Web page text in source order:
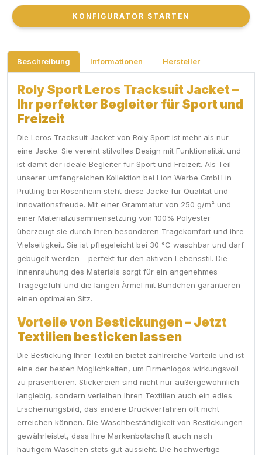
KONFIGURATOR STARTEN
KONFIGURATOR STARTEN
Beschreibung Informationen Hersteller
Roly Sport Leros Tracksuit Jacket –
Ihr perfekter Begleiter für Sport und
Freizeit
Die Leros Tracksuit Jacket von Roly Sport ist mehr als nur
eine Jacke. Sie vereint stilvolles Design mit Funktionalität und
ist damit der ideale Begleiter für Sport und Freizeit. Als Teil
unserer umfangreichen Kollektion bei Lion Werbe GmbH in
Prutting bei Rosenheim steht diese Jacke für Qualität und
Innovationsfreude. Mit einer Grammatur von 250 g/m² und
einer Materialzusammensetzung von 100% Polyester
überzeugt sie durch ihren besonderen Tragekomfort und ihre
Vielseitigkeit. Sie ist pflegeleicht bei 30 °C waschbar und darf
gebügelt werden – perfekt für den aktiven Lebensstil. Die
Innenrauhung des Materials sorgt für ein angenehmes
Tragegefühl und die langen Ärmel mit Bündchen garantieren
einen optimalen Sitz.
Vorteile von Bestickungen – Jetzt
Textilien besticken lassen
Die Bestickung Ihrer Textilien bietet zahlreiche Vorteile und ist
eine der besten Möglichkeiten, um Firmenlogos wirkungsvoll
zu präsentieren. Stickereien sind nicht nur außergewöhnlich
langlebig, sondern verleihen Ihren Textilien auch ein edles
Erscheinungsbild, das andere Druckverfahren oft nicht
erreichen können. Die Waschbeständigkeit von Bestickungen
gewährleistet, dass Ihre Markenbotschaft auch nach
häufigem Waschen stets gut aussieht. Die hochwertige